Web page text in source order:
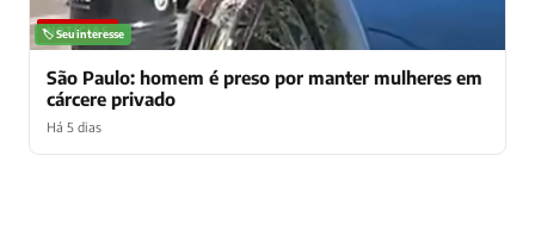
NOTÍCIAS
🏷️ Seu interesse
São Paulo: homem é preso por manter mulheres em
cárcere privado
Há 5 dias